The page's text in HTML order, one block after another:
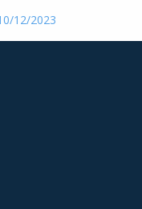
12/2023